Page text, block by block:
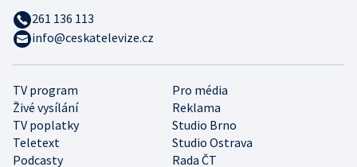
TV program
Pro média
Živé vysílání
Reklama
TV poplatky
Studio Brno
Teletext
Studio Ostrava
Podcasty
Rada ČT
261 136 113
info@ceskatelevize.cz